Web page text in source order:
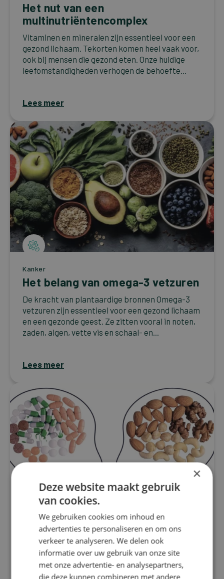
Het nut van een
multinutriëntencomplex
Vitaminen en mineralen zijn essentieel voor een
gezond lichaam. Tekorten komen heel vaak voor,
ook bij mensen die gezond eten. Onze huidige
leefomstandigheden verhogen de behoefte...
Lees meer
Kanker
Het belang van omega-3 vetzuren
De kracht van plantaardige bronnen Omega-3
vetzuren zijn essentieel voor een gezond lichaam
en een gezonde geest. Ze zitten vooral in noten,
zaden, algen, vette vis en schaal- en...
Lees meer
Migraine
Voedingstherapie bij migraine:
Hoe supplementen het verschil
kunnen maken
×
Deze website maakt gebruik
van cookies.
We gebruiken cookies om inhoud en
advertenties te personaliseren en om ons
verkeer te analyseren. We delen ook
informatie over uw gebruik van onze site
met onze advertentie- en analysepartners,
die deze kunnen combineren met andere